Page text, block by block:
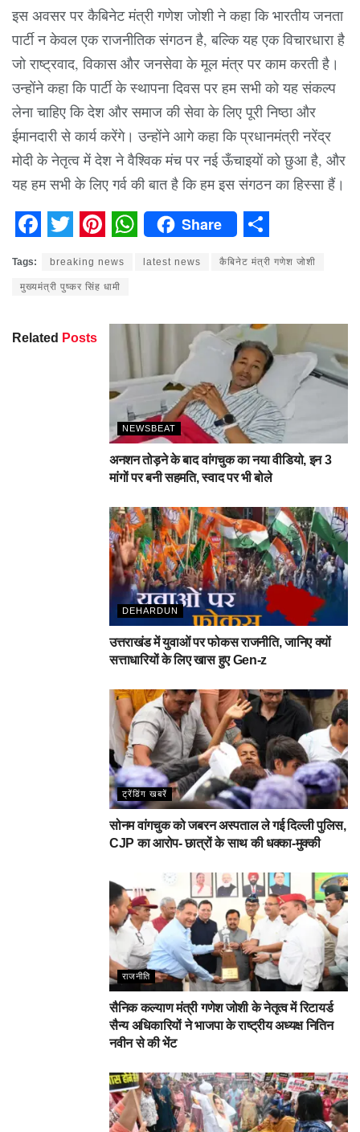
इस अवसर पर कैबिनेट मंत्री गणेश जोशी ने कहा कि भारतीय जनता
पार्टी न केवल एक राजनीतिक संगठन है, बल्कि यह एक विचारधारा है
जो राष्ट्रवाद, विकास और जनसेवा के मूल मंत्र पर काम करती है।
उन्होंने कहा कि पार्टी के स्थापना दिवस पर हम सभी को यह संकल्प
लेना चाहिए कि देश और समाज की सेवा के लिए पूरी निष्ठा और
ईमानदारी से कार्य करेंगे। उन्होंने आगे कहा कि प्रधानमंत्री नरेंद्र
मोदी के नेतृत्व में देश ने वैश्विक मंच पर नई ऊँचाइयों को छुआ है, और
यह हम सभी के लिए गर्व की बात है कि हम इस संगठन का हिस्सा हैं।
Facebook
TwitterPinterestWhatsApp
Share
Share
Tags: breaking news latest news कैबिनेट मंत्री गणेश जोशी
मुख्यमंत्री पुष्कर सिंह धामी
Related Posts
NEWSBEAT
अनशन तोड़ने के बाद वांगचुक का नया वीडियो, इन 3
मांगों पर बनी सहमति, स्वाद पर भी बोले
DEHARDUN
उत्तराखंड में युवाओं पर फोकस राजनीति, जानिए क्यों
सत्ताधारियों के लिए खास हुए Gen-z
ट्रेंडिंग खबरें
सोनम वांगचुक को जबरन अस्पताल ले गई दिल्ली पुलिस,
CJP का आरोप- छात्रों के साथ की धक्का-मुक्की
राजनीति
सैनिक कल्याण मंत्री गणेश जोशी के नेतृत्व में रिटायर्ड
सैन्य अधिकारियों ने भाजपा के राष्ट्रीय अध्यक्ष नितिन
नवीन से की भेंट